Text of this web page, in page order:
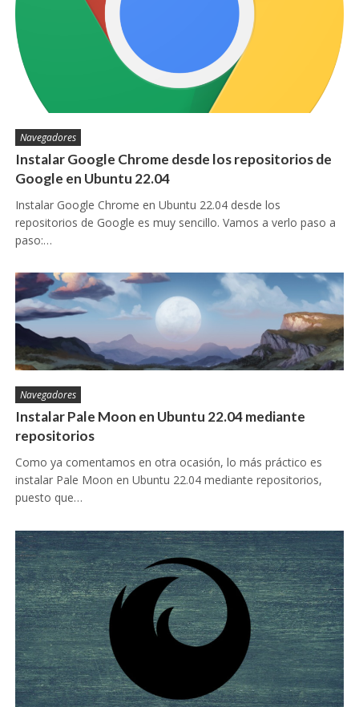
Navegadores
Instalar Google Chrome desde los repositorios de
Google en Ubuntu 22.04
Instalar Google Chrome en Ubuntu 22.04 desde los
repositorios de Google es muy sencillo. Vamos a verlo paso a
paso:…
Navegadores
Instalar Pale Moon en Ubuntu 22.04 mediante
repositorios
Como ya comentamos en otra ocasión, lo más práctico es
instalar Pale Moon en Ubuntu 22.04 mediante repositorios,
puesto que…